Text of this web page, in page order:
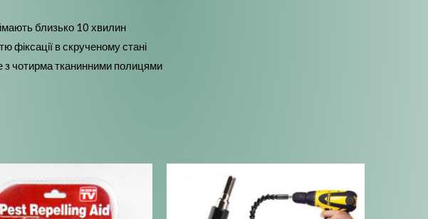
близько 10 хвилин
фіксації в скрученому стані
з чотирма тканинними полицями